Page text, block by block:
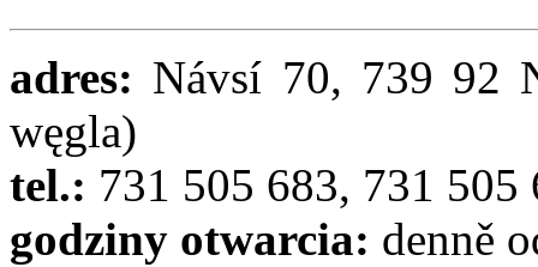
adres: Návsí 70, 739 92
węgla)
tel.: 731 505 683, 731 505
godziny otwarcia: denně